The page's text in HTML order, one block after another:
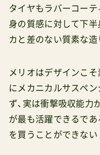
タイヤもラバーコーテ
身の質感に対して下
カと差のない質素な造
メリオはデザインこそ
にメカニカルサスペ
ず、実は衝撃吸収能力
が最も活躍できるで
を買うことができない